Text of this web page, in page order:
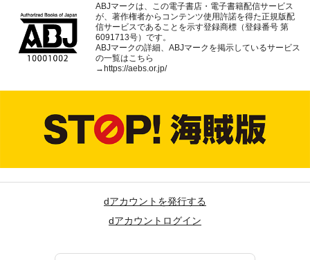
ABJマークは、この電子書店・電子書籍配信サービス
が、著作権者からコンテンツ使用許諾を得た正規版配
信サービスであることを示す登録商標（登録番号 第
6091713号）です。
ABJマークの詳細、ABJマークを掲示しているサービス
の一覧はこちら
→https://aebs.or.jp/
dアカウントを発行する
dアカウントログイン